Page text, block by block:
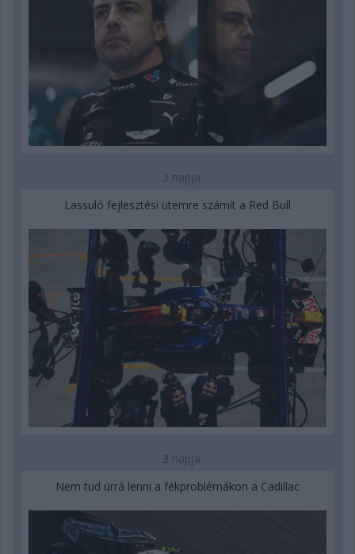
3 napja
Lassuló fejlesztési ütemre számít a Red Bull
3 napja
Nem tud úrrá lenni a fékproblémákon a Cadillac